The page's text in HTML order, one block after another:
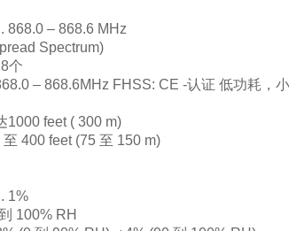
. 868.0 – 868.6 MHz
Spectrum)
个
– 868.6MHz FHSS: CE -认证 低功耗，
1000 feet ( 300 m)
至 400 feet (75 至 150 m)
1%
100% RH